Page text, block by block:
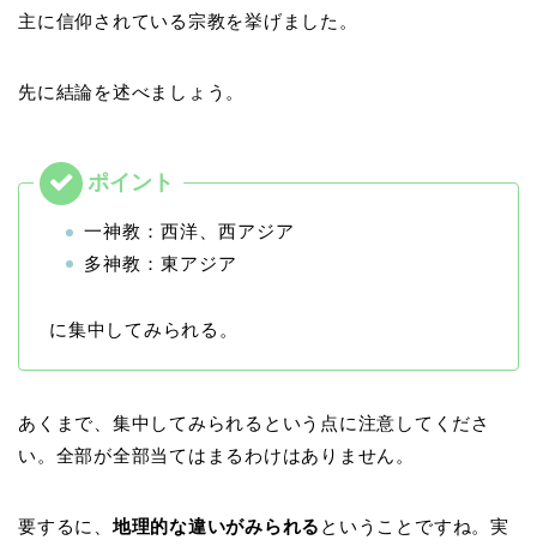
主に信仰されている宗教を挙げました。
先に結論を述べましょう。
一神教：西洋、西アジア
多神教：東アジア
に集中してみられる。
あくまで、集中してみられるという点に注意してくださ
い。全部が全部当てはまるわけはありません。
要するに、地理的な違いがみられる ということですね。実